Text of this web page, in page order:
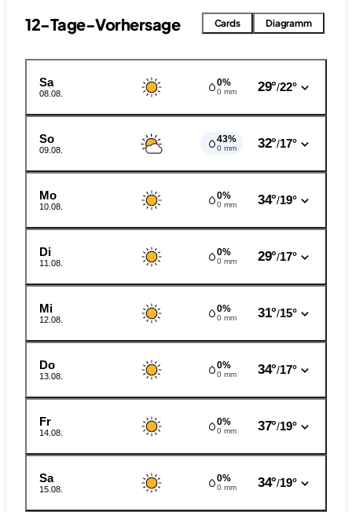
12-Tage-Vorhersage Cards Diagramm
Sa
08.08.
0%
0 mm 29°/22°
So
09.08.
43%
0 mm 32°/17°
Mo
10.08.
0%
0 mm 34°/19°
Di
11.08.
0%
0 mm 29°/17°
Mi
12.08.
0%
0 mm 31°/15°
Do
13.08.
0%
0 mm 34°/17°
Fr
14.08.
0%
0 mm 37°/19°
Sa
15.08.
0%
0 mm 34°/19°